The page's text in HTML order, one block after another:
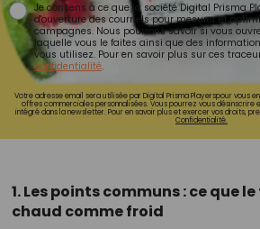
Je consens à ce que la société Digital Prisma
d'ouverture des courriels pour mesurer et
campagnes. Nous pourrons savoir si vous
laquelle vous le faites ainsi que des
vous utilisez. Pour en savoir plus sur ces
confidentialité.
Votre adresse email sera utilisée par Digital Prisma Playerspour vous
offres commerciales personnalisées. Vous pourrez vous désinscrire
intégré dans la newsletter. Pour en savoir plus et exercer vos droits,
Confidentialité.
1. Les points communs : ce que
chaud comme froid